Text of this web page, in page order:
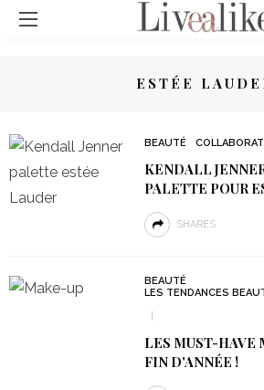
ESTÉE
BEAUTÉ
KENDALL
PALETTE POUR
SHARES
BEAUTÉ
LES TENDANCES
LES MUST-HAVE
FIN D'ANNÉE !